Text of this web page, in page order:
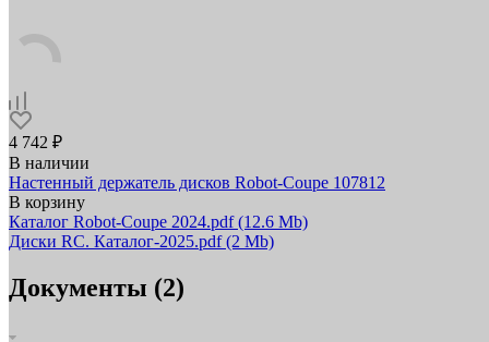
4 742 ₽
В наличии
Настенный держатель дисков Robot-Coupe 107812
В корзину
Каталог Robot-Coupe 2024.pdf(12.6 Mb)
Диски RC. Каталог-2025.pdf(2 Mb)
Документы (2)